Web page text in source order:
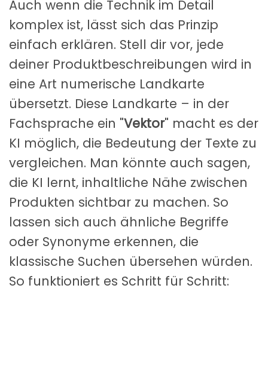
Auch wenn die Technik im Detail
komplex ist, lässt sich das Prinzip
einfach erklären. Stell dir vor, jede
deiner Produktbeschreibungen wird in
eine Art numerische Landkarte
übersetzt. Diese Landkarte – in der
Fachsprache ein "Vektor" macht es der
KI möglich, die Bedeutung der Texte zu
vergleichen. Man könnte auch sagen,
die KI lernt, inhaltliche Nähe zwischen
Produkten sichtbar zu machen. So
lassen sich auch ähnliche Begriffe
oder Synonyme erkennen, die
klassische Suchen übersehen würden.
So funktioniert es Schritt für Schritt: